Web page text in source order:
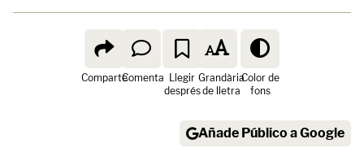
ComparteComenta Llegir
després
Grandària
de lletra
Color de
fons
Añade Público a Google